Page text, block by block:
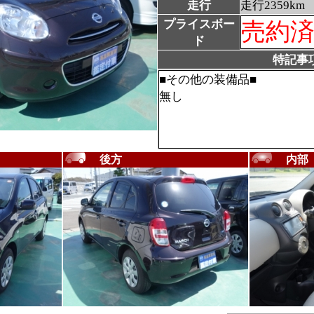
走行
走行2359km
プライスボー
ド
売約
特記事
■その他の装備品■
無し
後方 内部